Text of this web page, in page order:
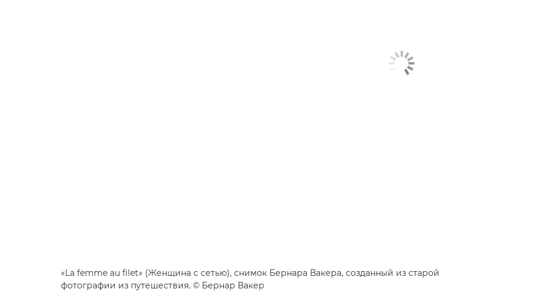
«La femme au filet» (Женщина с сетью), снимок Бернара Вакера, созданный из старой
фотографии из путешествия. © Бернар Вакер